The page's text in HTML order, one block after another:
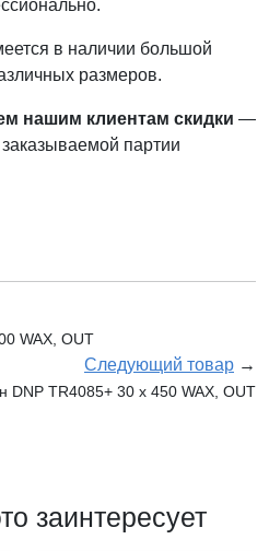
в наличии большой
размеров.
нашим клиентам скидки —
партии
WAX, OUT
Следующий товар →
DNP TR4085+ 30 x 450 WAX, OUT
заинтересует